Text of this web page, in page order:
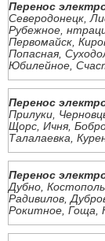
Перенос
Северодонецк,
Рубежное,
Первомайск,
Попасная,
Юбилейное,
Перенос
Прилуки,
Щорс, Ичня,
Талалаевка,
Перенос
Дубно,
Радивилов,
Рокитное, Гоща,